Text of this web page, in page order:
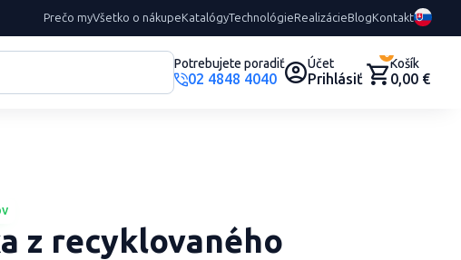
Prečo myVšetko o nákupeKatalógyTechnológieRealizácieBlogKontakt
Potrebujete poradiť
02 4848 4040
Účet
Prihlásiť
0
Košík
0,00 €
z recyklovaného